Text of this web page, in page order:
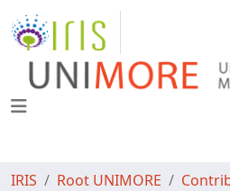
IRIS Root UNIMORE